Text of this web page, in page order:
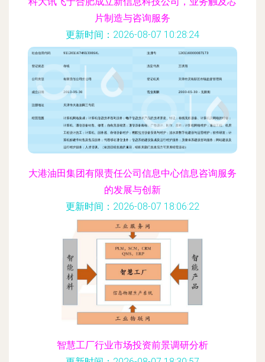
片制造与咨询服务
更新时间：2026-08-07 10:28:24
大港油田集团有限责任公司信息中心信息咨询服务
的发展与创新
更新时间：2026-08-07 18:06:22
智慧工厂行业市场投资前景调研分析